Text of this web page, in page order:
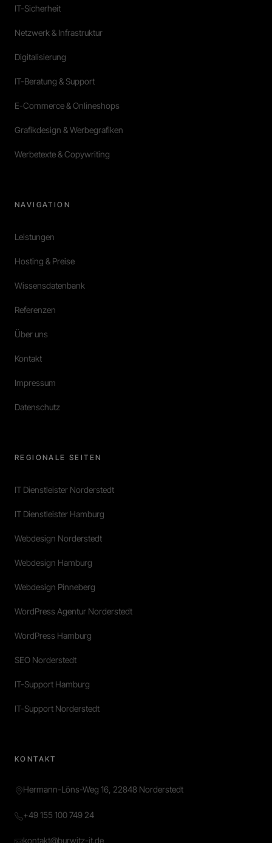
IT-Sicherheit
Netzwerk & Infrastruktur
Digitalisierung
IT-Beratung & Support
E-Commerce & Onlineshops
Grafikdesign & Werbegrafiken
Werbetexte & Copywriting
NAVIGATION
Leistungen
Hosting & Preise
Wissensdatenbank
Referenzen
Über uns
Kontakt
Impressum
Datenschutz
REGIONALE SEITEN
IT Dienstleister Norderstedt
IT Dienstleister Hamburg
Webdesign Norderstedt
Webdesign Hamburg
Webdesign Pinneberg
WordPress Agentur Norderstedt
WordPress Hamburg
SEO Norderstedt
IT-Support Hamburg
IT-Support Norderstedt
KONTAKT
Hermann-Löns-Weg 16, 22848 Norderstedt
+49 155 100 749 24
kontakt@burwitz-it.de